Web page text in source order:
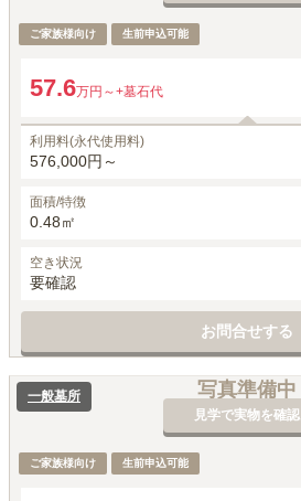
ご家族様向け 生前申込可能
57.6万円～+墓石代
利用料(永代使用料)
576,000円～
面積/特徴
0.48㎡
空き状況
要確認
お問合せする
写真準備中
見学で実物を確認
一般墓所
ご家族様向け 生前申込可能